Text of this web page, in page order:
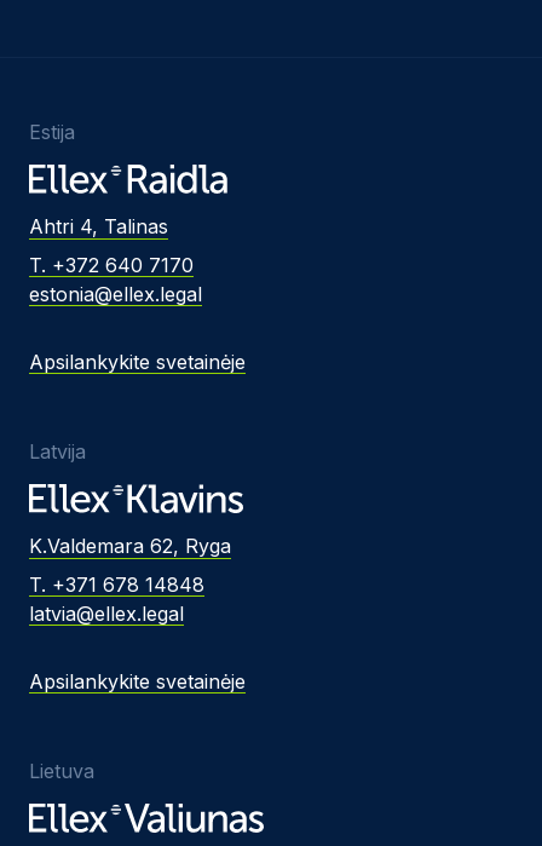
Estija
Ahtri 4, Talinas
T. +372 640 7170
estonia@ellex.legal
Apsilankykite svetainėje
Latvija
K.Valdemara 62, Ryga
T. +371 678 14848
latvia@ellex.legal
Apsilankykite svetainėje
Lietuva